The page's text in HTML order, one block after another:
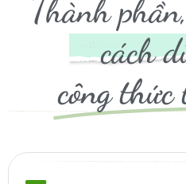
Thành
cách
công